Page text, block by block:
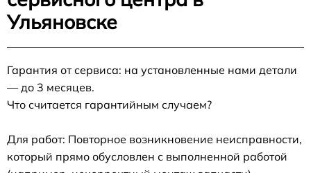
Ульяновске
Гарантия от сервиса: на установленные нами детали
— до 3 месяцев.
Что считается гарантийным случаем?
Для работ: Повторное возникновение неисправности,
который прямо обусловлен с выполненной работой